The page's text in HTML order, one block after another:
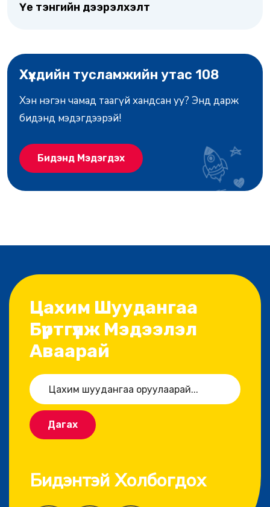
Үе тэнгийн дээрэлхэлт
Хүүхдийн тусламжийн утас 108
Хэн нэгэн чамад таагүй хандсан уу? Энд дарж
бидэнд мэдэгдээрэй!
Бидэнд Мэдэгдэх
Цахим Шуудангаа
Бүртгүүлж Мэдээлэл
Аваарай
Дагах
Бидэнтэй Холбогдох